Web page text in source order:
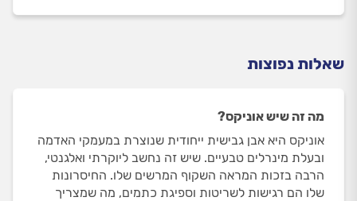
שאלות נפוצות
מה זה שיש אוניקס?
אוניקס היא אבן גבישית ייחודית שנוצרת במעמקי האדמה
ובעלת מינרלים טבעיים. שיש זה נחשב ליוקרתי ואלגנטי,
הרבה בזכות המראה השקוף המרשים שלו. החיסרונות
שלו הם רגישות לשריטות וספיגת כתמים, מה שמצריך